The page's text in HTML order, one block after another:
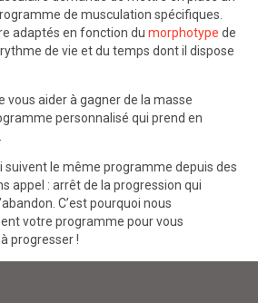
de musculation spécifiques.
adaptés en fonction du morphotype de
de vie et du temps dont il dispose
vous aider à gagner de la masse
personnalisé qui prend en
suivent le même programme depuis des
appel : arrêt de la progression qui
C’est pourquoi nous
votre programme pour vous
progresser !